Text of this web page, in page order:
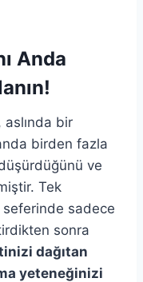
Anda
bir
birden fazla
ve
Tek
sadece
sonra
dağıtan
yeteneğinizi